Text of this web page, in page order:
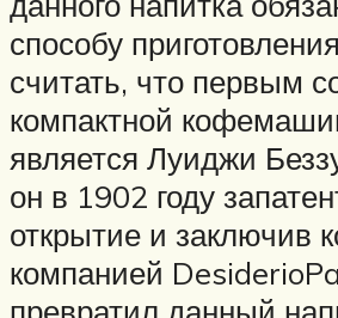
способу
считать, что первым
компактной
является Луиджи
он в 1902 году
открытие и заключив
компанией